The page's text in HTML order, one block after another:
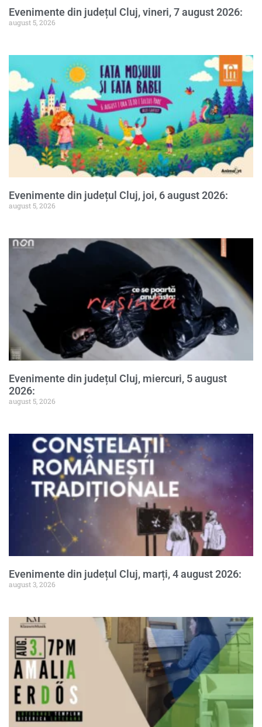
Evenimente din județul Cluj, vineri, 7 august 2026:
august 5, 2026
Evenimente din județul Cluj, joi, 6 august 2026:
august 5, 2026
Evenimente din județul Cluj, miercuri, 5 august
2026:
august 5, 2026
Evenimente din județul Cluj, marți, 4 august 2026:
august 3, 2026